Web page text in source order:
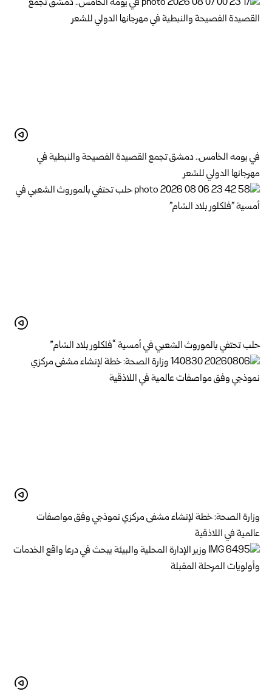
في يومه الخامس.. دمشق تجمع القصيدة الفصيحة والنبطية في
مهرجانها الدولي للشعر
حلب تحتفي بالموروث الشعبي في أمسية “فلكلور بلاد الشام”
وزارة الصحة: خطة لإنشاء مشفى مركزي نموذجي وفق مواصفات
عالمية في اللاذقية